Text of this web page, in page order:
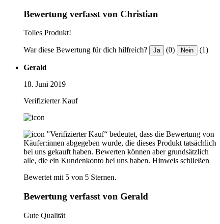
Bewertung verfasst von Christian
Tolles Produkt!
War diese Bewertung für dich hilfreich? Ja (0) Nein (1)
Gerald
18. Juni 2019
Verifizierter Kauf
"Verifizierter Kauf“ bedeutet, dass die Bewertung von
Käufer:innen abgegeben wurde, die dieses Produkt tatsächlich
bei uns gekauft haben. Bewerten können aber grundsätzlich
alle, die ein Kundenkonto bei uns haben. Hinweis schließen
Bewertet mit 5 von 5 Sternen.
Bewertung verfasst von Gerald
Gute Qualität